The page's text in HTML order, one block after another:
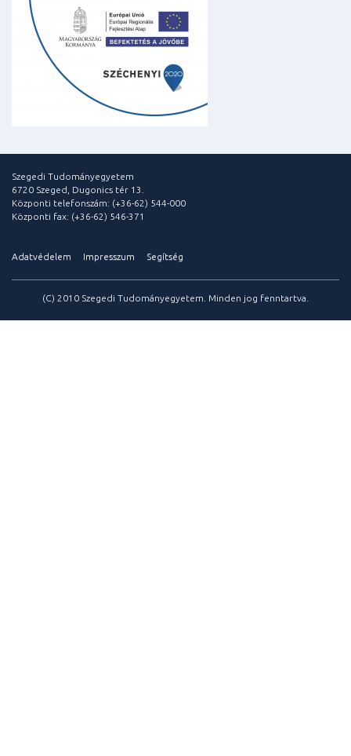
Szegedi Tudományegyetem
6720 Szeged, Dugonics tér 13.
Központi telefonszám: (+36-62) 544-000
Központi fax: (+36-62) 546-371
Adatvédelem Impresszum Segítség
(C) 2010 Szegedi Tudományegyetem. Minden jog fenntartva.